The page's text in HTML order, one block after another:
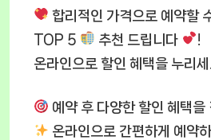
합리적인 가격으로 예약할
TOP 5
추천 드립니다
!
온라인으로 할인 혜택을 누리
예약 후 다양한 할인 혜택을
온라인으로 간편하게 예약